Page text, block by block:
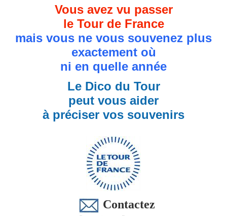
Vous avez vu passer
le Tour de France
mais vous ne vous souvenez plus
exactement où
ni en quelle année
Le Dico du Tour
peut vous aider
à préciser vos souvenirs
Contactez